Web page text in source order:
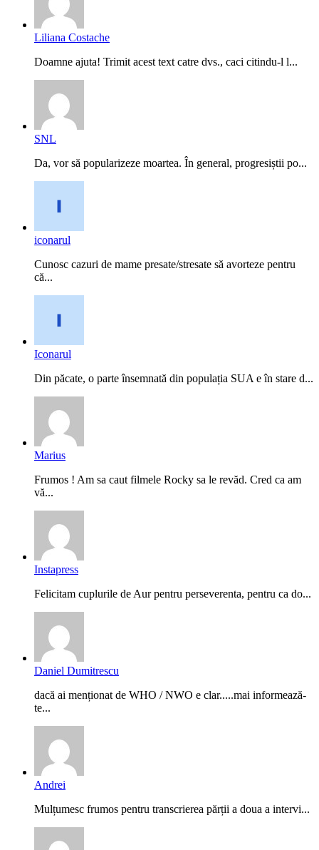
Liliana Costache
Doamne ajuta! Trimit acest text catre dvs., caci citindu-l l...
SNL
Da, vor să popularizeze moartea. În general, progresiștii po...
iconarul
Cunosc cazuri de mame presate/stresate să avorteze pentru
că...
Iconarul
Din păcate, o parte însemnată din populația SUA e în stare d...
Marius
Frumos ! Am sa caut filmele Rocky sa le revăd. Cred ca am
vă...
Instapress
Felicitam cuplurile de Aur pentru perseverenta, pentru ca do...
Daniel Dumitrescu
dacă ai menționat de WHO / NWO e clar.....mai informează-
te...
Andrei
Mulțumesc frumos pentru transcrierea părții a doua a intervi...